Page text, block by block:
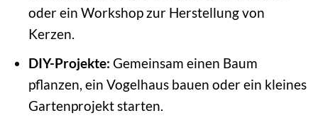
oder ein Workshop zur Herstellung von
Kerzen.
DIY-Projekte: Gemeinsam einen Baum
pflanzen, ein Vogelhaus bauen oder ein kleines
Gartenprojekt starten.